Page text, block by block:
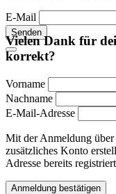
E-Mail
Senden
Vielen Dank für
korrekt?
Vorname
Nachname
E-Mail-Adresse
Mit der Anmeldung
zusätzliches Konto
Adresse bereits
Anmeldung bestätigen